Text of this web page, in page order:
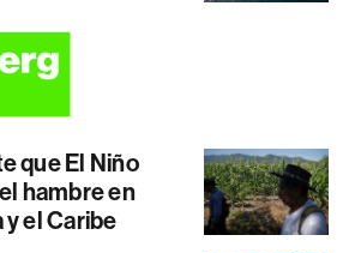
que El Niño
hambre en
el Caribe